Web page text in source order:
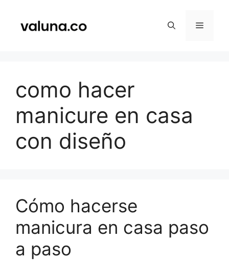
contenido
Menú
como hacer
manicure en casa
con diseño
Cómo hacerse
manicura en casa paso
a paso